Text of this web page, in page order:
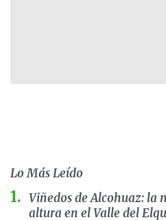
Lo Más Leído
Viñedos de Alcohuaz: la
altura en el Valle del